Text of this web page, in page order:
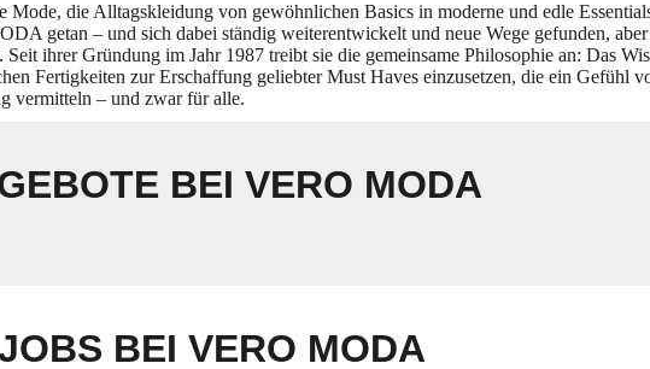
die Alltagskleidung von gewöhnlichen Basics in moderne und edle
getan – und sich dabei ständig weiterentwickelt und neue Wege gefunden,
ihrer Gründung im Jahr 1987 treibt sie die gemeinsame Philosophie an: Das
Fertigkeiten zur Erschaffung geliebter Must Haves einzusetzen, die ein Gefühl
vermitteln – und zwar für alle.
BEI VERO MODA
BEI VERO MODA